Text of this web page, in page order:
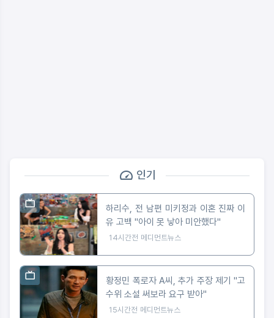
인기
하리수, 전 남편 미키정과 이혼 진짜 이
유 고백 "아이 못 낳아 미안했다"
14시간전 메디먼트뉴스
황정민 폭로자 A씨, 추가 주장 제기 "고
수위 소설 써보라 요구 받아"
15시간전 메디먼트뉴스